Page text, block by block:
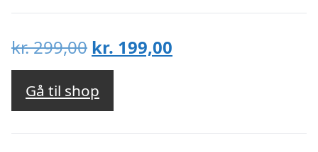
kr.299,00 Den
oprindelige
pris
var:
kr. 299,00.
kr. 199,00
kr. 199,00.
Gå til shop